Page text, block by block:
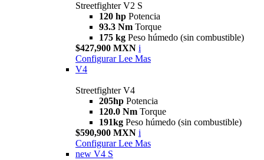
Streetfighter V2 S
120 hp Potencia
93.3 Nm Torque
175 kg Peso húmedo (sin combustible)
$427,900 MXN i
Configurar Lee Mas
V4
Streetfighter V4
205hp Potencia
120.0 Nm Torque
191kg Peso húmedo (sin combustible)
$590,900 MXN i
Configurar Lee Mas
new V4 S